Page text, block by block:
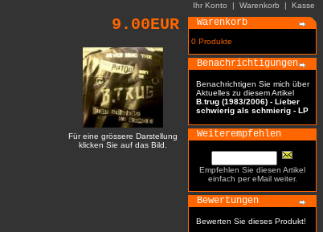
Ihr Konto | Warenkorb | Kasse
9.00EUR
Für eine grössere Darstellung
klicken Sie auf das Bild.
Warenkorb
0 Produkte
Benachrichtigungen
Benachrichtigen Sie mich über
Aktuelles zu diesem Artikel
B.trug (1983/2006) - Lieber
schwierig als schmierig - LP
Weiterempfehlen
Empfehlen Sie diesen Artikel
einfach per eMail weiter.
Bewertungen
Bewerten Sie dieses Produkt!